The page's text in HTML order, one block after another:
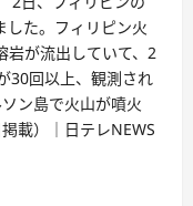
した。フィリピン火
岩が流出していて、2
30回以上、観測され
ソン島で火山が噴火
載）｜日テレNEWS